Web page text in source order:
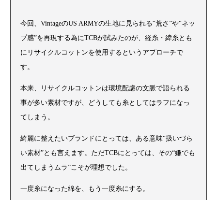
今回、VintageのUS ARMYの生地に見られる“荒さ”や“ネッ
プ感”を再現する為にTCBが試みたのが、経糸・緯糸とも
にリサイクルコットンを使用するというアプローチで
す。
本来、リサイクルコットンは環境配慮の文脈で語られる
事が多い素材ですが、どうしても糸としてはラフになっ
てしまう。
綺麗に整えたいブランドにとっては、ある意味“扱いづら
い素材”とも言えます。ただTCBにとっては、その“嫌でも
出てしまうムラ”こそが理想でした。
一度糸になった綿を、もう一度糸にする。